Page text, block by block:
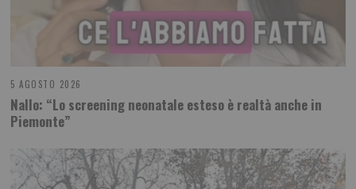
5 AGOSTO 2026
Nallo: “Lo screening neonatale esteso è realtà anche in
Piemonte”